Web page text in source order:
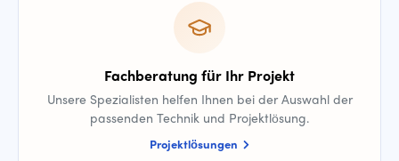
Fachberatung für Ihr Projekt
Unsere Spezialisten helfen Ihnen bei der Auswahl der
passenden Technik und Projektlösung.
Projektlösungen